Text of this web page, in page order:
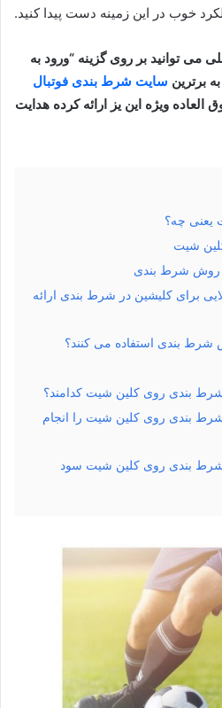
خوب در این زمینه دست پیدا کنید.
می توانید بر روی گزینه “ورود به
برترین سایت شرط بندی فوتبال
ویژه این یز ارائه کرده هدایت
یعنی چه؟
شیت
روش شرط بندی
برای کلیشین در شرط بندی ارائه
شرط بندی استفاده می کنند؟
بندی روی کلین شیت کدامند؟
شرط بندی روی کلین شیت را انجام
شرط بندی روی کلین شیت سود